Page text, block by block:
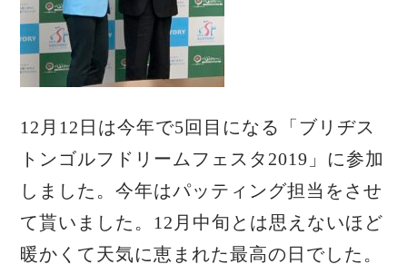
12月12日は今年で5回目になる「ブリヂス
トンゴルフドリームフェスタ2019」に参加
しました。今年はパッティング担当をさせ
て貰いました。12月中旬とは思えないほど
暖かくて天気に恵まれた最高の日でした。